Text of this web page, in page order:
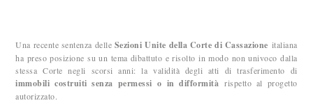
Una recente sentenza delle Sezioni Unite della Corte di Cassazione italiana
ha preso posizione su un tema dibattuto e risolto in modo non univoco dalla
stessa Corte negli scorsi anni: la validità degli atti di trasferimento di
immobili costruiti senza permessio in difformitàrispetto al progetto
autorizzato.